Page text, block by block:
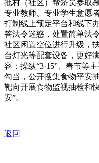
批村（社区）帮矫员参取
专业教师、专业学生意愿
打制线上预定平台和线下
答法令迷惑，处置简单法
社区闲置空位进行升级，
台灯光等配套设备，更好
容：操纵“3·15”、春节等
勾当，公开搜集食物平安
靶向开展食物监视抽检和
安”。
返回